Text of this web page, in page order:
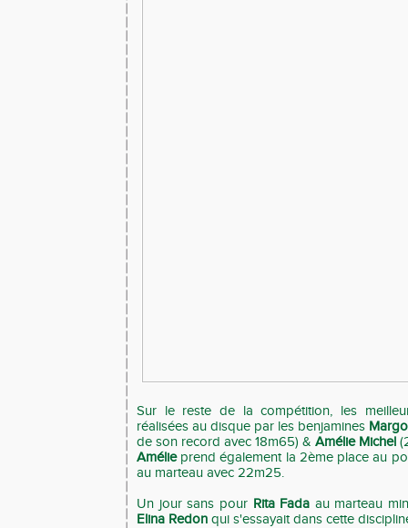
Sur le reste de la compétition, les
réalisées au disque par les benjamines
de son record avec 18m65) & Amélie Michel
Amélie prend également la 2ème place au
au marteau avec 22m25.
Un jour sans pour Rita Fada au marteau
Elina Redon qui s'essayait dans cette